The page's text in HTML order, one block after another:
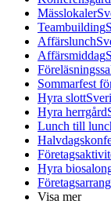
Mässlokaler
Teambuilding
Affärslunch
Affärsmiddag
Sommarfest
Hyra slott
Hyra herrgård
Lunch till
Hyra
Visa mer